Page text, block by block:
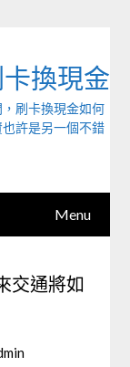
換現金
刷卡換現金如何
許是另一個不錯
Menu
交通將如